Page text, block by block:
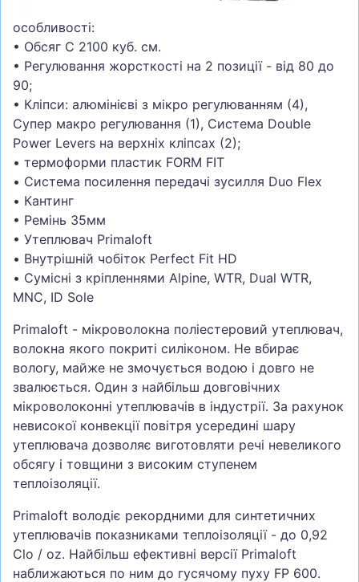
ТУРИЗМ
особливості:
• Обсяг C 2100 куб. см.
• Регулювання жорсткості на 2 позиції - від 80 до
90;
• Кліпси: алюмінієві з мікро регулюванням (4),
Супер макро регулювання (1), Система Double
Power Levers на верхніх кліпсах (2);
• термоформи пластик FORM FIT
• Система посилення передачі зусилля Duo Flex
• Кантинг
• Ремінь 35мм
• Утеплювач Primaloft
• Внутрішній чобіток Perfect Fit HD
• Сумісні з кріпленнями Alpine, WTR, Dual WTR,
MNC, ID Sole
Primaloft - мікроволокна поліестеровий утеплювач,
волокна якого покриті силіконом. Не вбирає
вологу, майже не змочується водою і довго не
звалюється. Один з найбільш довговічних
мікроволоконні утеплювачів в індустрії. За рахунок
невисокої конвекції повітря усередині шару
утеплювача дозволяє виготовляти речі невеликого
обсягу і товщини з високим ступенем
теплоізоляції.
Primaloft володіє рекордними для синтетичних
утеплювачів показниками теплоізоляції - до 0,92
Clo / oz. Найбільш ефективні версії Primaloft
наближаються по ним до гусячому пуху FP 600.